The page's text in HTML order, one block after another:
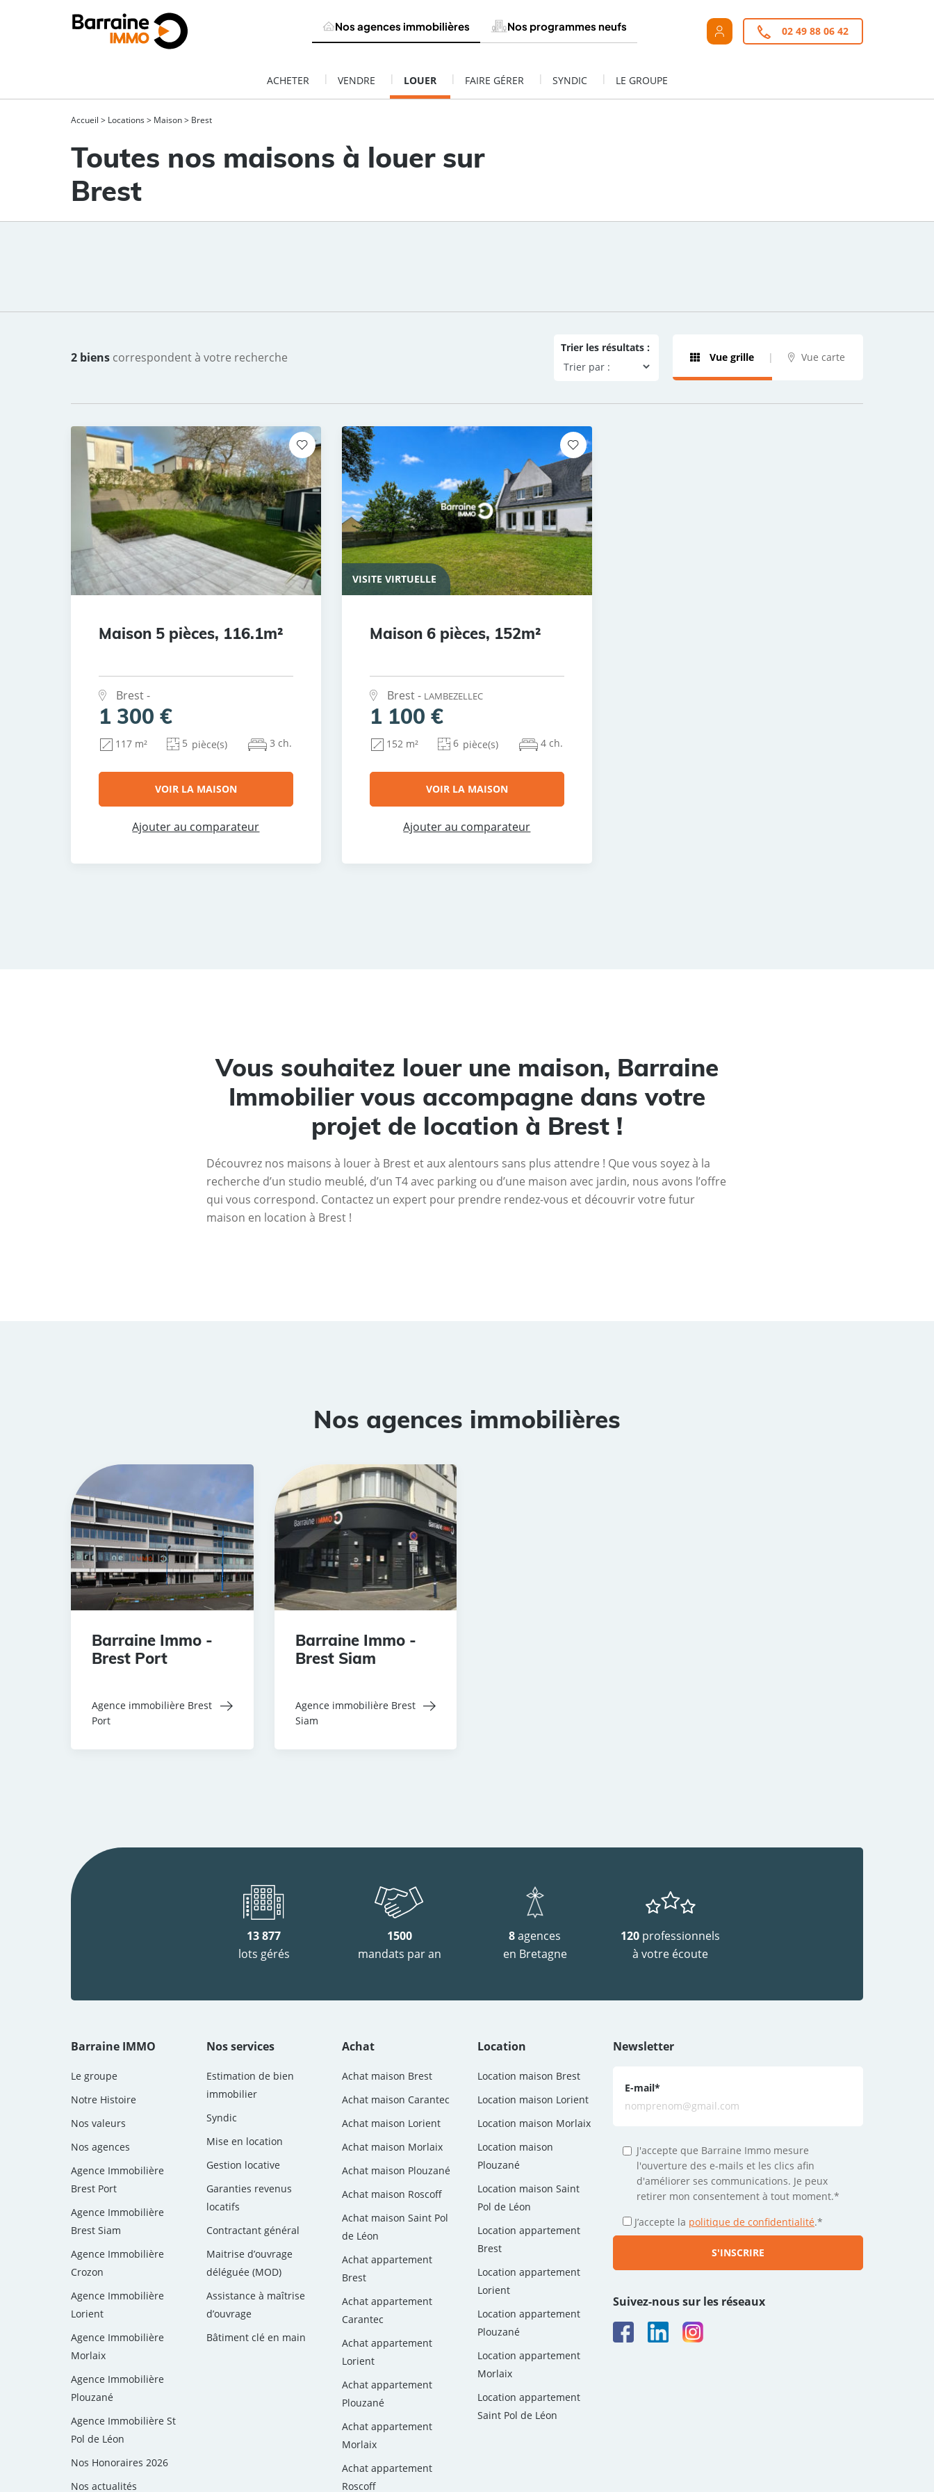
Nos agences immobilières Nos programmes neufs 02 49 88 06 42
ACHETER | VENDRE | LOUER | FAIRE GÉRER | SYNDIC | LE GROUPE
Accueil > Locations > Maison> Brest
Toutes nos maisons à louer sur
Brest
2 biens correspondent à votre recherche
Trier les résultats :
Vue grille Vue carte
Maison 5 pièces, 116.1m²
Brest -
1 300 €
117 m² 5 pièce(s) 3 ch.
VOIR LA MAISON
Ajouter au comparateur
VISITE VIRTUELLE
Maison 6 pièces, 152m²
Brest - LAMBEZELLEC
1 100 €
152 m² 6 pièce(s) 4 ch.
VOIR LA MAISON
Ajouter au comparateur
Vous souhaitez louer une maison, Barraine
Immobilier vous accompagne dans votre
projet de location à Brest !
Découvrez nos maisons à louer à Brest et aux alentours sans plus attendre ! Que vous soyez à la
recherche d’un studio meublé, d’un T4 avec parking ou d’une maison avec jardin, nous avons l’offre
qui vous correspond. Contactez un expert pour prendre rendez-vous et découvrir votre futur
maison en location à Brest !
Nos agences immobilières
Barraine Immo -
Brest Port
Agence immobilière Brest
Port
Barraine Immo -
Brest Siam
Agence immobilière Brest
Siam
13 877
lots gérés
1500
mandats par an
8agences
en Bretagne
120 professionnels
à votre écoute
Barraine IMMO
Le groupe
Notre Histoire
Nos valeurs
Nos agences
Agence Immobilière
Brest Port
Agence Immobilière
Brest Siam
Agence Immobilière
Crozon
Agence Immobilière
Lorient
Agence Immobilière
Morlaix
Agence Immobilière
Plouzané
Agence Immobilière St
Pol de Léon
Nos Honoraires 2026
Nos actualités
Nos services
Estimation de bien
immobilier
Syndic
Mise en location
Gestion locative
Garanties revenus
locatifs
Contractant général
Maitrise d’ouvrage
déléguée (MOD)
Assistance à maîtrise
d’ouvrage
Bâtiment clé en main
Achat
Achat maison Brest
Achat maison Carantec
Achat maison Lorient
Achat maison Morlaix
Achat maison Plouzané
Achat maison Roscoff
Achat maison Saint Pol
de Léon
Achat appartement
Brest
Achat appartement
Carantec
Achat appartement
Lorient
Achat appartement
Plouzané
Achat appartement
Morlaix
Achat appartement
Roscoff
Location
Location maison Brest
Location maison Lorient
Location maison Morlaix
Location maison
Plouzané
Location maison Saint
Pol de Léon
Location appartement
Brest
Location appartement
Lorient
Location appartement
Plouzané
Location appartement
Morlaix
Location appartement
Saint Pol de Léon
Newsletter
E-mail*
J'accepte que Barraine Immo mesure
l'ouverture des e-mails et les clics afin
d'améliorer ses communications. Je peux
retirer mon consentement à tout moment.*
J’accepte la politique de confidentialité.*
Suivez-nous sur les réseaux